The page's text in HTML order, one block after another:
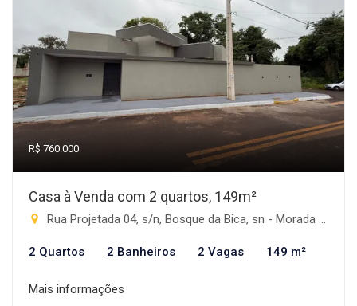
R$ 760.000
Casa à Venda com 2 quartos, 149m²
Rua Projetada 04, s/n, Bosque da Bica, sn - Morada do Sol, Rio Brilhante-MS
2 Quartos 2 Banheiros 2 Vagas 149 m²
Mais informações